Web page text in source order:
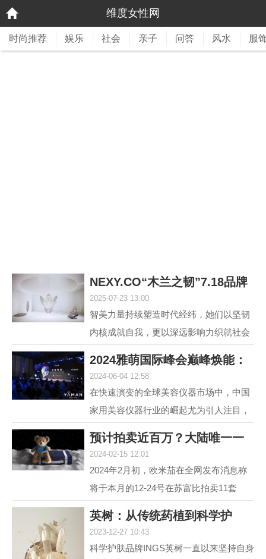
维度女性网
时尚推荐 娱乐 社会 亲子 问答 风水 服
NEXY.CO“木兰之韧”7.18品牌
2025-07-23 13:00
智美力量持续塑造时代经纬，她们以坚韧
内核成就自我，更以深远影响力织就社会
牌NEXY.CO（奈蔻）...
2024雅萌国际峰会巅峰焕能：
2024-06-04 12:58
在快速演变的全球美容仪器市场中，中国
家用美容仪器行业的崛起尤为引人注目，
到快速增长的转变，...
预计拍卖近百万？大陆唯一一
2024-02-15 12:01
2024年2月初，欧米茄在全网发布消息称
将于本月的12-24号在苏富比拍卖11套
腕表手提箱套装。但是截...
英树：从传统药植到科学护
2023-12-27 10:43
科学护肤品牌INGS英树一直以来坚持自身